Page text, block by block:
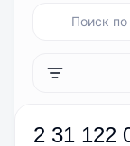
2 31 122